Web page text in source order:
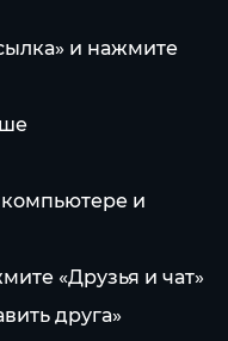
и нажмите
компьютере и
«Друзья и чат»
друга»